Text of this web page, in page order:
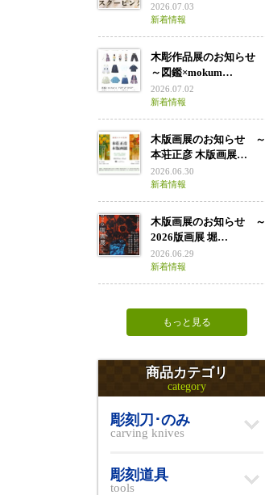
2026.07.03
新着情報
木彫作品展のお知らせ
～図鑑×mokum…
2026.07.02
新着情報
木版画展のお知らせ ～
本荘正彦 木版画展…
2026.06.30
新着情報
木版画展のお知らせ ～
2026版画展 堀…
2026.06.29
新着情報
もっと見る
商品カテゴリ
category
彫刻刀･のみ
carving knives
彫刻道具
tools